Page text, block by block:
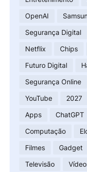
OpenAI
Segurança Digital
Netflix
Chips
Futuro Digital
Segurança Online
YouTube
2027
Apps
ChatGPT
Computação
Filmes
Gadget
Televisão